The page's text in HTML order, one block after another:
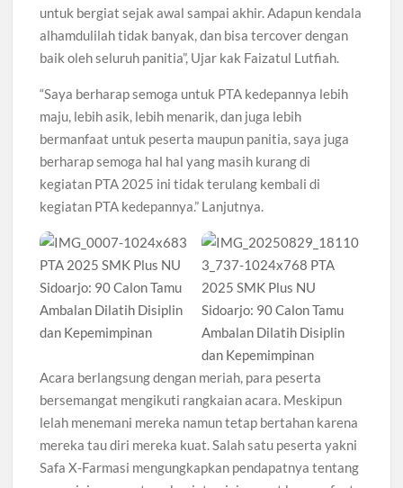
untuk bergiat sejak awal sampai akhir. Adapun kendala
alhamdulilah tidak banyak, dan bisa tercover dengan
baik oleh seluruh panitia”, Ujar kak Faizatul Lutfiah.
“Saya berharap semoga untuk PTA kedepannya lebih
maju, lebih asik, lebih menarik, dan juga lebih
bermanfaat untuk peserta maupun panitia, saya juga
berharap semoga hal hal yang masih kurang di
kegiatan PTA 2025 ini tidak terulang kembali di
kegiatan PTA kedepannya.” Lanjutnya.
Acara berlangsung dengan meriah, para peserta
bersemangat mengikuti rangkaian acara. Meskipun
lelah menemani mereka namun tetap bertahan karena
mereka tau diri mereka kuat. Salah satu peserta yakni
Safa X-Farmasi mengungkapkan pendapatnya tentang